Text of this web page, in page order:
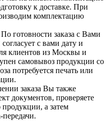
к доставке. При
комплектацию
По готовности заказа с Вами
с вами дату и
клиентов из Москвы и
самовывоз продукции со
потребуется печать или
заказа Вы также
документов, проверяете
а затем